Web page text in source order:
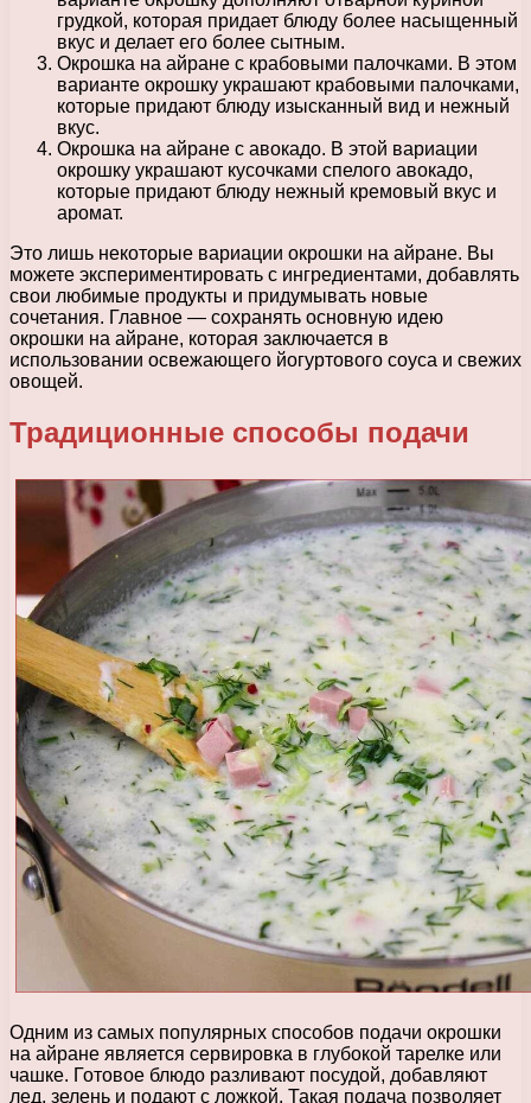
грудкой, которая придает блюду более насыщенный
вкус и делает его более сытным.
Окрошка на айране с крабовыми палочками. В этом
варианте окрошку украшают крабовыми палочками,
которые придают блюду изысканный вид и нежный
вкус.
Окрошка на айране с авокадо. В этой вариации
окрошку украшают кусочками спелого авокадо,
которые придают блюду нежный кремовый вкус и
аромат.
Это лишь некоторые вариации окрошки на айране. Вы
можете экспериментировать с ингредиентами, добавлять
свои любимые продукты и придумывать новые
сочетания. Главное — сохранять основную идею
окрошки на айране, которая заключается в
использовании освежающего йогуртового соуса и свежих
овощей.
Традиционные способы подачи
Одним из самых популярных способов подачи окрошки
на айране является сервировка в глубокой тарелке или
чашке. Готовое блюдо разливают посудой, добавляют
лед, зелень и подают с ложкой. Такая подача позволяет